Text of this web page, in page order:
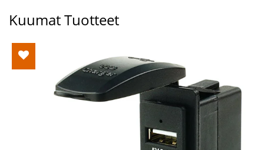
Kuumat Tuotteet